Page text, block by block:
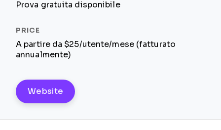
Prova gratuita disponibile
A partire da $25/utente/mese (fatturato
annualmente)
Website